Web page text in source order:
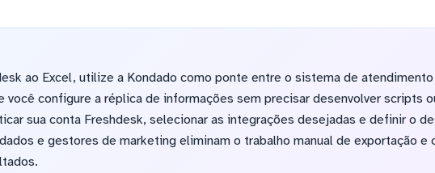
ao Excel, utilize a Kondado como ponte entre o sistema de atendimento
você configure a réplica de informações sem precisar desenvolver scripts
sua conta Freshdesk, selecionar as integrações desejadas e definir o
e gestores de marketing eliminam o trabalho manual de exportação e